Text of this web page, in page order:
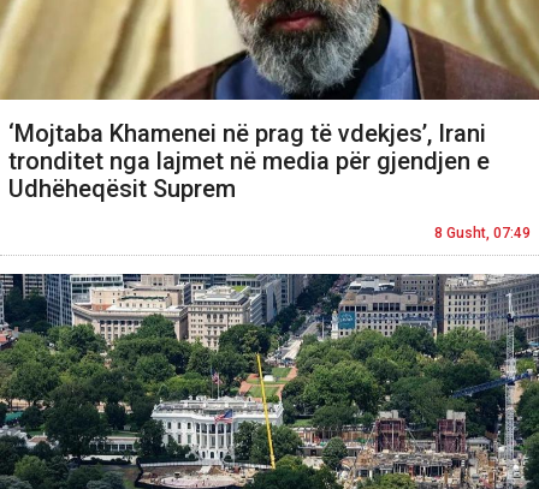
‘Mojtaba Khamenei në prag të vdekjes’, Irani
tronditet nga lajmet në media për gjendjen e
Udhëheqësit Suprem
8 Gusht, 07:49